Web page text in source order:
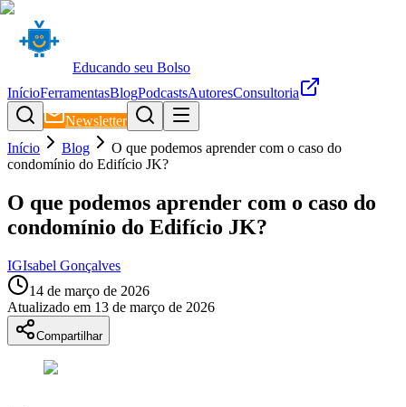
Educando seu Bolso
InícioFerramentasBlogPodcastsAutoresConsultoria
Newsletter
Início
Blog
O que podemos aprender com o caso do
condomínio do Edifício JK?
O que podemos aprender com o caso do
condomínio do Edifício JK?
IGIsabel Gonçalves
14 de março de 2026
Atualizado em 13 de março de 2026
Compartilhar